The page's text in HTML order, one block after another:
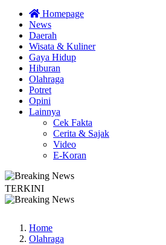
Homepage
News
Daerah
Wisata & Kuliner
Gaya Hidup
Hiburan
Olahraga
Potret
Opini
Lainnya
Cek Fakta
Cerita & Sajak
Video
E-Koran
TERKINI
Home
Olahraga